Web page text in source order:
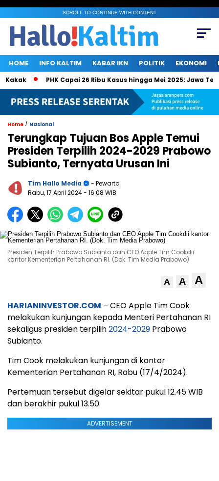
SCROLL TO CONTINUE WITH CONTENT
HOME INFO KALTIM KABAR IKN POLITIK EKONOMI
PHK Capai 26 Ribu Kasus hingga Mei 2025: Jawa
Home / Nasional
Terungkap Tujuan Bos Apple Temui
Presiden Terpilih 2024-2029 Prabowo
Subianto, Ternyata Urusan Ini
Tim Hallo Media
- Pewarta
Rabu, 17 April 2024- 16:08 WIB
Presiden Terpilih Prabowo Subianto dan CEO Apple Tim Cookdii
kantor Kementerian Pertahanan RI. (Dok. Tim Media Prabowo)
A A A
HARIANINVESTOR.COM – CEO Apple Tim Cook
melakukan kunjungan kepada Menteri Pertahanan RI
sekaligus presiden terpilih2024-2029 Prabowo
Subianto.
Tim Cook melakukan kunjungan di kantor
Kementerian Pertahanan RI, Rabu (17/4/2024).
Pertemuan tersebut digelar sekitar pukul 12.45 WIB
dan berakhir pukul 13.50.
ADVERTISEMENT